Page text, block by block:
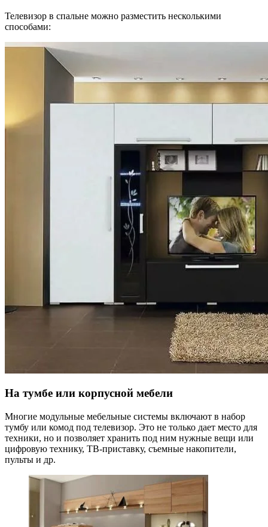
Телевизор в спальне можно разместить несколькими
способами:
На тумбе или корпусной мебели
Многие модульные мебельные системы включают в набор
тумбу или комод под телевизор. Это не только дает место для
техники, но и позволяет хранить под ним нужные вещи или
цифровую технику, ТВ-приставку, съемные накопители,
пульты и др.